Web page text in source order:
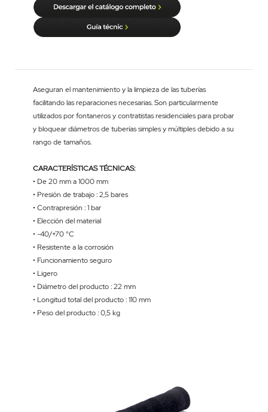
Aseguran el mantenimiento y la limpieza de las tuberías
facilitando las reparaciones necesarias. Son particularmente
utilizados por fontaneros y contratistas residenciales para probar
y bloquear diámetros de tuberías simples y múltiples debido a su
rango de tamaños.
CARACTERÍSTICAS TÉCNICAS:
• De 20 mm a 1000 mm
• Presión de trabajo : 2,5 bares
• Contrapresión : 1 bar
• Elección del material
• -40/+70 °C
• Resistente a la corrosión
• Funcionamiento seguro
• Ligero
• Diámetro del producto : 22 mm
• Longitud total del producto : 110 mm
• Peso del producto : 0,5 kg